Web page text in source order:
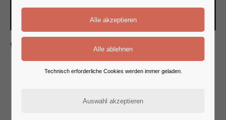
Whats new
Technisch erforderliche Cookies werden immer geladen.